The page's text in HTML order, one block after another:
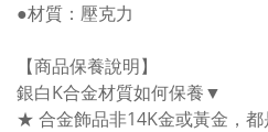
●材質：壓克力
【商品保養說明】
銀白K合金材質如何保養▼
★ 合金飾品非14K金或黃金，都